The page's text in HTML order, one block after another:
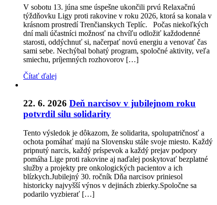
V sobotu 13. júna sme úspešne ukončili prvú Relaxačnú
týždňovku Ligy proti rakovine v roku 2026, ktorá sa konala v
krásnom prostredí Trenčianskych Teplíc. Počas niekoľkých
dní mali účastníci možnosť na chvíľu odložiť každodenné
starosti, oddýchnuť si, načerpať novú energiu a venovať čas
sami sebe. Nechýbal bohatý program, spoločné aktivity, veľa
smiechu, príjemných rozhovorov […]
Čítať ďalej
22. 6. 2026 Deň narcisov v jubilejnom roku
potvrdil silu solidarity
Tento výsledok je dôkazom, že solidarita, spolupatričnosť a
ochota pomáhať majú na Slovensku stále svoje miesto. Každý
pripnutý narcis, každý príspevok a každý prejav podpory
pomáha Lige proti rakovine aj naďalej poskytovať bezplatné
služby a projekty pre onkologických pacientov a ich
blízkych.Jubilejný 30. ročník Dňa narcisov priniesol
historicky najvyšší výnos v dejinách zbierky.Spoločne sa
podarilo vyzbierať […]